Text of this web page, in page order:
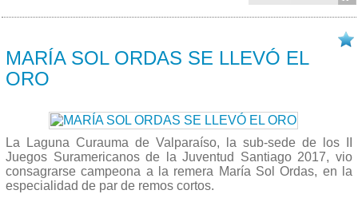
MARÍA SOL ORDAS SE LLEVÓ EL
ORO
La Laguna Curauma de Valparaíso, la sub-sede de los II
Juegos Suramericanos de la Juventud Santiago 2017, vio
consagrarse campeona a la remera María Sol Ordas, en la
especialidad de par de remos cortos.